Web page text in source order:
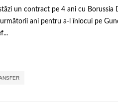
un contract pe 4 ani cu Borussia
ani pentru a-l înlocui pe